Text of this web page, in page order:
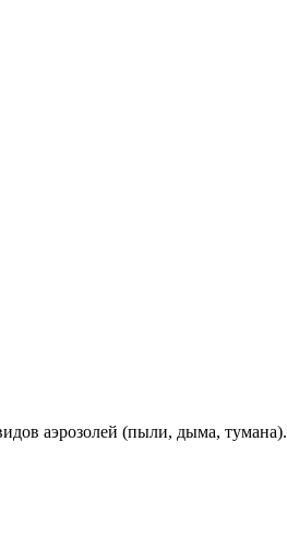
аэрозолей (пыли, дыма, тумана).